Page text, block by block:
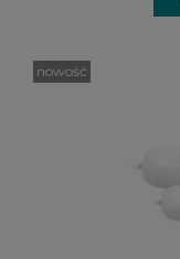
nowość